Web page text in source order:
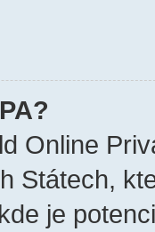
Online
Státech,
je